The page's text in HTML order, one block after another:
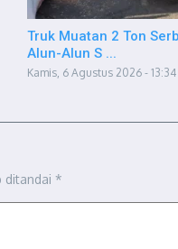
Truk Muatan 2 Ton
Alun-Alun S ...
Kamis, 6 Agustus 2026 - 13:34
ditandai *